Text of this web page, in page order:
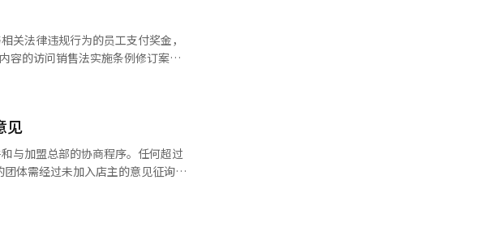
的理由和范围
为效果的情况下，最多可减轻至
作的情况下，最多减轻至10%。
关法律违规行为的员工支付奖金，
报者奖金支付规定修订的后续措
工不在奖金支付对象之内。 如果
规行为相关的证据，从而提高及早
规行为的发生。 公平委表
，预计将通过及早发现违规行为
见
与加盟总部的协商程序。任何超过
体需经过未加入店主的意见征询程